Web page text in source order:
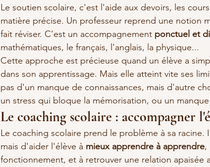
Le soutien scolaire, c'est l'aide aux devoirs, les
matière précise. Un professeur reprend une notion
fait réviser. C'est un accompagnement ponctuel et
mathématiques, le français, l'anglais, la physique...
Cette approche est précieuse quand un élève a
dans son apprentissage. Mais elle atteint vite ses
pas d'un manque de connaissances, mais d'autre
un stress qui bloque la mémorisation, ou un
Le coaching scolaire : accompagner
Le coaching scolaire prend le problème à sa
mais d'aider l'élève à mieux apprendre à apprendre,
fonctionnement, et à retrouver une relation apaisée